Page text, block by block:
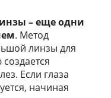
– еще одни
. Метод
линзы для
Если глаза
начиная